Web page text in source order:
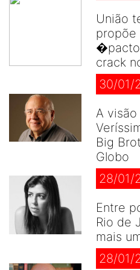
União
propõe
crack
30/01/
A
Big
Globo
28/01/
Entre
Rio de
mais
28/01/